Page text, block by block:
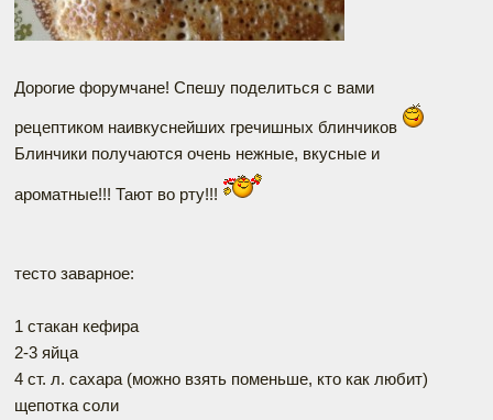
Дорогие форумчане! Спешу поделиться с вами
рецептиком наивкуснейших гречишных блинчиков
Блинчики получаются очень нежные, вкусные и
ароматные!!! Тают во рту!!!
тесто заварное:
1 стакан кефира
2-3 яйца
4 ст. л. сахара (можно взять поменьше, кто как любит)
щепотка соли